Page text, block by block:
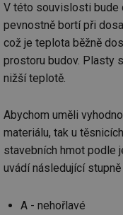
V této souvislosti bude
pevnostně bortí při
což je teplota běžně
prostoru budov. Plasty
nižší teplotě.
Abychom uměli
materiálu, tak u
stavebních hmot podle
uvádí následující
A - nehořlavé